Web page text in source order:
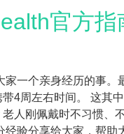
官方
家一个亲身经历的事
4周左右时间。 这其
人刚佩戴时不习惯、
经验分享给大家，帮